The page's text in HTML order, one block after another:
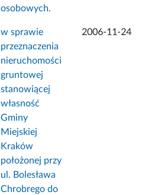
osobowych.
w sprawie
przeznaczenia
nieruchomości
gruntowej
stanowiącej
własność
Gminy
Miejskiej
Kraków
położonej przy
ul. Bolesława
Chrobrego do
2006-11-24